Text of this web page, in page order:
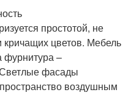
простотой, не
цветов. Мебель
фурнитура –
фасады
воздушным